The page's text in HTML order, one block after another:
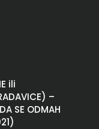
ili
–
SE ODMAH